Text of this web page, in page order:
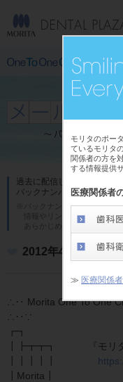
モリタのポー
ているモリタ
関係者の方を
する情報提供
医療関係者
≫ 医療関係
過去に配信した「One To
バックナンバーです。
※バックナンバーの内容は発
情報やリンク先が異なる場
あらかじめご了承ください。
2012年4月号
∴‥ Morita One To
∴‥∵
┏┓
┃┣┳┳┓ 『モリタ
┃Morita┃